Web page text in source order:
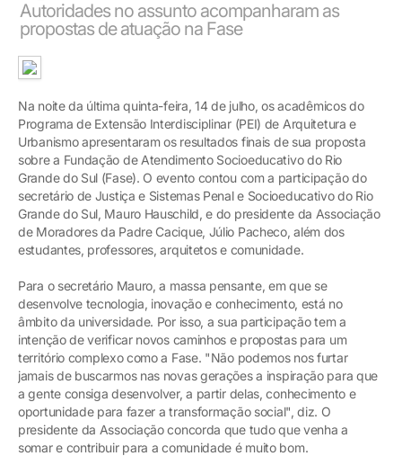
Autoridades no assunto acompanharam as
propostas de atuação na Fase
Na noite da última quinta-feira, 14 de julho, os acadêmicos do
Programa de Extensão Interdisciplinar (PEI) de Arquitetura e
Urbanismo apresentaram os resultados finais de sua proposta
sobre a Fundação de Atendimento Socioeducativo do Rio
Grande do Sul (Fase). O evento contou com a participação do
secretário de Justiça e Sistemas Penal e Socioeducativo do Rio
Grande do Sul, Mauro Hauschild, e do presidente da Associação
de Moradores da Padre Cacique, Júlio Pacheco, além dos
estudantes, professores, arquitetos e comunidade.
Para o secretário Mauro, a massa pensante, em que se
desenvolve tecnologia, inovação e conhecimento, está no
âmbito da universidade. Por isso, a sua participação tem a
intenção de verificar novos caminhos e propostas para um
território complexo como a Fase. "Não podemos nos furtar
jamais de buscarmos nas novas gerações a inspiração para que
a gente consiga desenvolver, a partir delas, conhecimento e
oportunidade para fazer a transformação social", diz. O
presidente da Associação concorda que tudo que venha a
somar e contribuir para a comunidade é muito bom.